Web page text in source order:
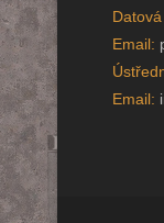
Email:
Email: